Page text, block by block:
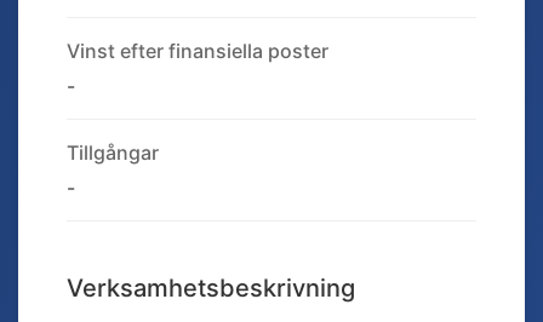
Vinst efter finansiella poster
-
Tillgångar
-
Verksamhetsbeskrivning